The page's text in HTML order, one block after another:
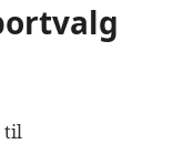
til